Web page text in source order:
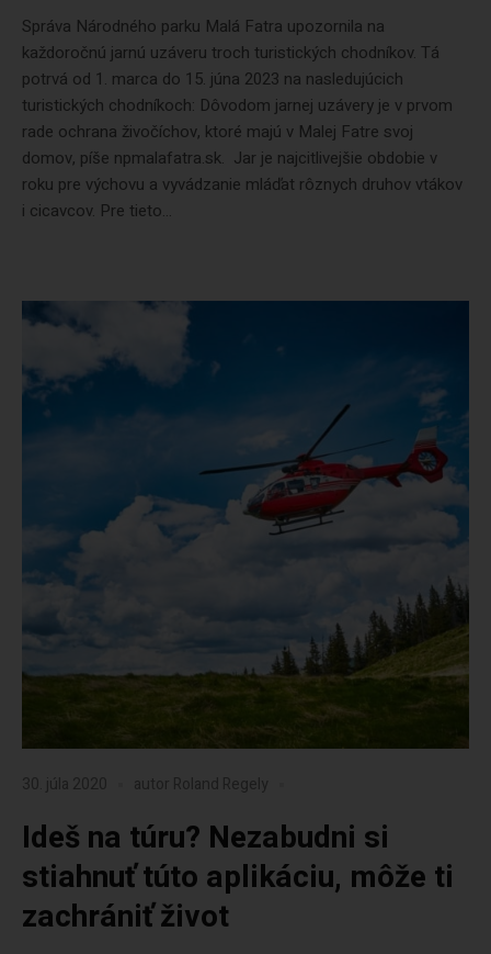
Správa Národného parku Malá Fatra upozornila na
každoročnú jarnú uzáveru troch turistických chodníkov. Tá
potrvá od 1. marca do 15. júna 2023 na nasledujúcich
turistických chodníkoch: Dôvodom jarnej uzávery je v prvom
rade ochrana živočíchov, ktoré majú v Malej Fatre svoj
domov, píše npmalafatra.sk. Jar je najcitlivejšie obdobie v
roku pre výchovu a vyvádzanie mláďat rôznych druhov vtákov
i cicavcov. Pre tieto...
30. júla 2020 autor Roland Regely
Ideš na túru? Nezabudni si
stiahnuť túto aplikáciu, môže ti
zachrániť život